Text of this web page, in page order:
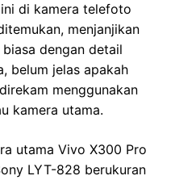
di kamera telefoto
menjanjikan
dengan detail
belum jelas apakah
menggunakan
kamera utama.
utama Vivo X300 Pro
LYT-828 berukuran